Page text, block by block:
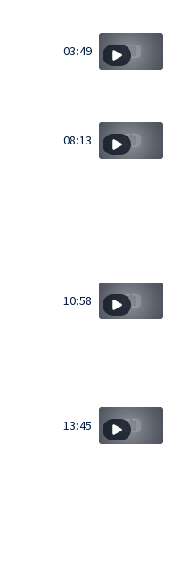
03:49
08:13
10:58
13:45